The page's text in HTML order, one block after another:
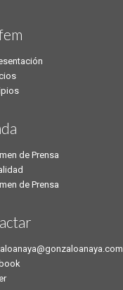
de Prensa
de Prensa